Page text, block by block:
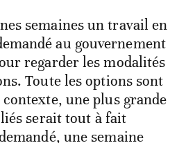
semaines un travail en
au gouvernement
regarder les modalités
Toute les options sont
une plus grande
serait tout à fait
une semaine